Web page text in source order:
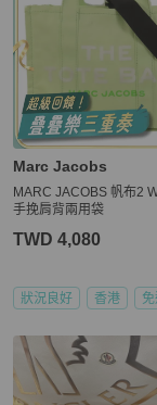
Marc Jacobs
MARC JACOBS 帆布2
手挽肩背兩用袋
TWD 4,080
狀況良好 香港